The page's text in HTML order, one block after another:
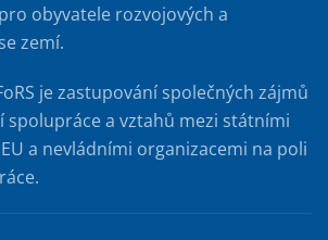
obyvatele rozvojových a
zemí.
je zastupování společných zájmů
spolupráce a vztahů mezi státními
a nevládními organizacemi na poli